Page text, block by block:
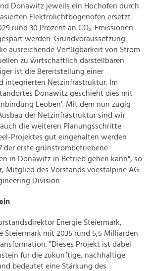
Donawitz jeweils ein Hochofen durch
Elektrolichtbogenofen ersetzt.
rund 30 Prozent an CO₂-Emissionen
werden. Grundvoraussetzung
ausreichende Verfügbarkeit von Strom
zu wirtschaftlich darstellbaren
ist die Bereitstellung einer
integrierten Netzinfrastruktur. Im
Donawitz geschieht dies mit
Leoben'. Mit dem nun zügig
der Netzinfrastruktur sind wir
die weiteren Planungsschritte
Projektes gut eingehalten werden
der erste grünstrombetriebene
in Donawitz in Betrieb gehen kann", so
, Mitglied des Vorstands voestalpine AG
Division.
Energie Steiermark,
Steiermark mit 2035 rund 5,5 Milliarden
"Dieses Projekt ist dabei
für die zukünftige, nachhaltige
bedeutet eine Stärkung des